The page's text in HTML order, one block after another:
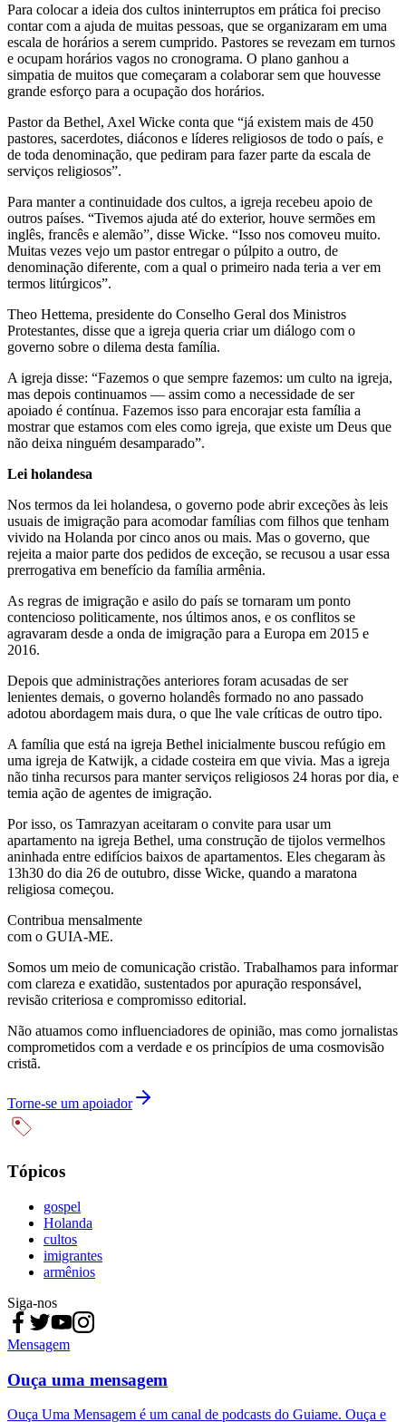
Para colocar a ideia dos cultos ininterruptos em prática foi preciso
contar com a ajuda de muitas pessoas, que se organizaram em uma
escala de horários a serem cumprido. Pastores se revezam em turnos
e ocupam horários vagos no cronograma. O plano ganhou a
simpatia de muitos que começaram a colaborar sem que houvesse
grande esforço para a ocupação dos horários.
Pastor da Bethel, Axel Wicke conta que “já existem mais de 450
pastores, sacerdotes, diáconos e líderes religiosos de todo o país, e
de toda denominação, que pediram para fazer parte da escala de
serviços religiosos”.
Para manter a continuidade dos cultos, a igreja recebeu apoio de
outros países. “Tivemos ajuda até do exterior, houve sermões em
inglês, francês e alemão”, disse Wicke. “Isso nos comoveu muito.
Muitas vezes vejo um pastor entregar o púlpito a outro, de
denominação diferente, com a qual o primeiro nada teria a ver em
termos litúrgicos”.
Theo Hettema, presidente do Conselho Geral dos Ministros
Protestantes, disse que a igreja queria criar um diálogo com o
governo sobre o dilema desta família.
A igreja disse: “Fazemos o que sempre fazemos: um culto na igreja,
mas depois continuamos — assim como a necessidade de ser
apoiado é contínua. Fazemos isso para encorajar esta família a
mostrar que estamos com eles como igreja, que existe um Deus que
não deixa ninguém desamparado”.
Lei holandesa
Nos termos da lei holandesa, o governo pode abrir exceções às leis
usuais de imigração para acomodar famílias com filhos que tenham
vivido na Holanda por cinco anos ou mais. Mas o governo, que
rejeita a maior parte dos pedidos de exceção, se recusou a usar essa
prerrogativa em benefício da família armênia.
As regras de imigração e asilo do país se tornaram um ponto
contencioso politicamente, nos últimos anos, e os conflitos se
agravaram desde a onda de imigração para a Europa em 2015 e
2016.
Depois que administrações anteriores foram acusadas de ser
lenientes demais, o governo holandês formado no ano passado
adotou abordagem mais dura, o que lhe vale críticas de outro tipo.
A família que está na igreja Bethel inicialmente buscou refúgio em
uma igreja de Katwijk, a cidade costeira em que vivia. Mas a igreja
não tinha recursos para manter serviços religiosos 24 horas por dia, e
temia ação de agentes de imigração.
Por isso, os Tamrazyan aceitaram o convite para usar um
apartamento na igreja Bethel, uma construção de tijolos vermelhos
aninhada entre edifícios baixos de apartamentos. Eles chegaram às
13h30 do dia 26 de outubro, disse Wicke, quando a maratona
religiosa começou.
Contribua mensalmente
com o GUIA-ME.
Somos um meio de comunicação cristão. Trabalhamos para informar
com clareza e exatidão, sustentados por apuração responsável,
revisão criteriosa e compromisso editorial.
Não atuamos como influenciadores de opinião, mas como jornalistas
comprometidos com a verdade e os princípios de uma cosmovisão
cristã.
Torne-se um apoiador
Tópicos
gospel
Holanda
cultos
imigrantes
armênios
Siga-nos
Mensagem
Ouça uma mensagem
Ouça Uma Mensagem é um canal de podcasts do Guiame. Ouça e